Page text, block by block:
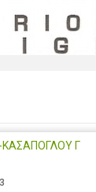
ΚΑΣΑΠΟΓΛΟΥ Γ